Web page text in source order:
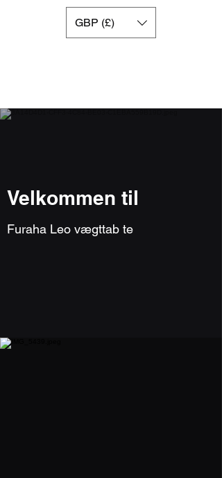
GBP (£)
Velkommen til
Furaha Leo vægttab te